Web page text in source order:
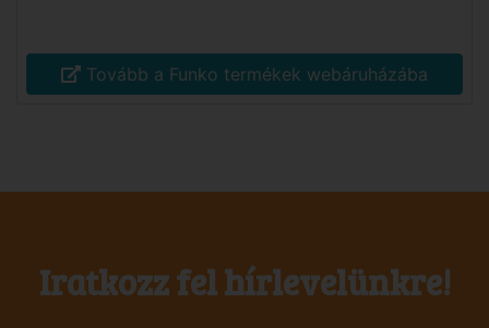
Tovább a Funko termékek webáruházába
Iratkozz fel hírlevelünkre!